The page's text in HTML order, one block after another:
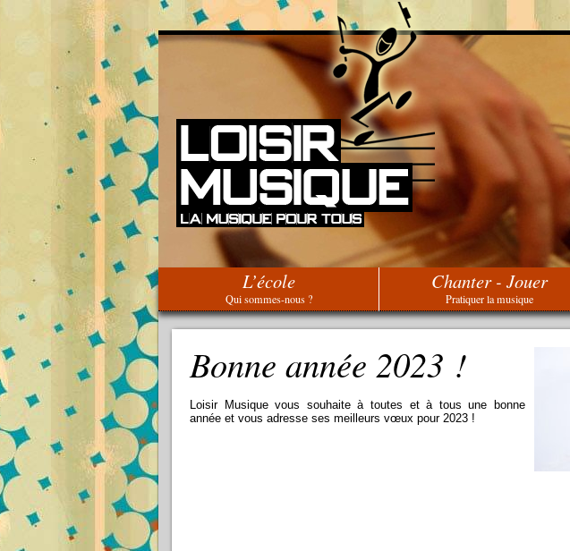
L’école
Qui sommes-nous ?
Chanter - Jouer
Pratiquer la musique
Bonne année 2023 !
Loisir Musique vous souhaite à toutes et à tous une bonne
année et vous adresse ses meilleurs vœux pour 2023 !